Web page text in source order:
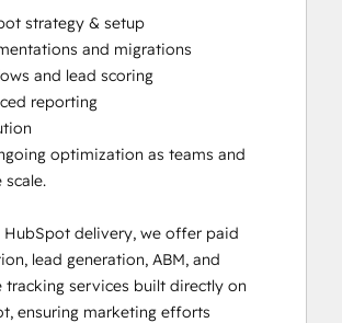
strategy & setup
and migrations
and lead scoring
reporting
optimization as teams and
scale.
HubSpot delivery, we offer paid
lead generation, ABM, and
tracking services built directly on
ensuring marketing efforts